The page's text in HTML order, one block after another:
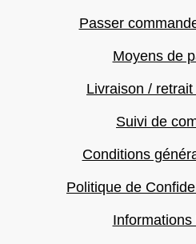
Passer
Moyens de
Livraison /
Suivi de
Conditions
Politique de
Informations